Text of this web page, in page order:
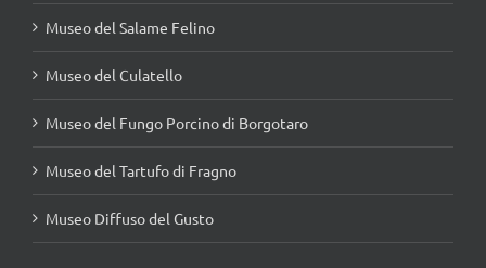
Museo del Salame Felino
Museo del Culatello
Museo del Fungo Porcino di Borgotaro
Museo del Tartufo di Fragno
Museo Diffuso del Gusto